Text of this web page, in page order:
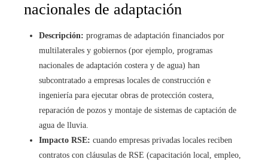
nacionales de adaptación
Descripción: programas de adaptación financiados por
multilaterales y gobiernos (por ejemplo, programas
nacionales de adaptación costera y de agua) han
subcontratado a empresas locales de construcción e
ingeniería para ejecutar obras de protección costera,
reparación de pozos y montaje de sistemas de captación de
agua de lluvia.
Impacto RSE: cuando empresas privadas locales reciben
contratos con cláusulas de RSE (capacitación local, empleo,